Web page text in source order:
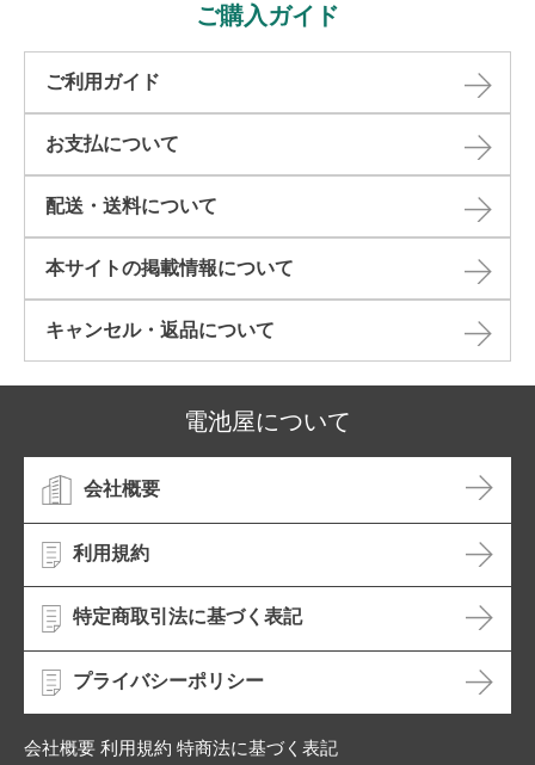
ご購入ガイド
ご利用ガイド
お支払について
配送・送料について
本サイトの掲載情報について​
キャンセル・返品について​
電池屋について
会社概要
利用規約
特定商取引法に基づく表記
プライバシーポリシー
会社概要 利用規約 特商法に基づく表記